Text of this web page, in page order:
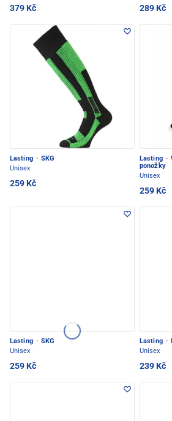
379 Kč 289 Kč
Lasting · SKG
Unisex
259 Kč
Lasting ·
ponožky
Unisex
259 Kč
Lasting · SKG
Unisex
259 Kč
Lasting ·
Unisex
239 Kč